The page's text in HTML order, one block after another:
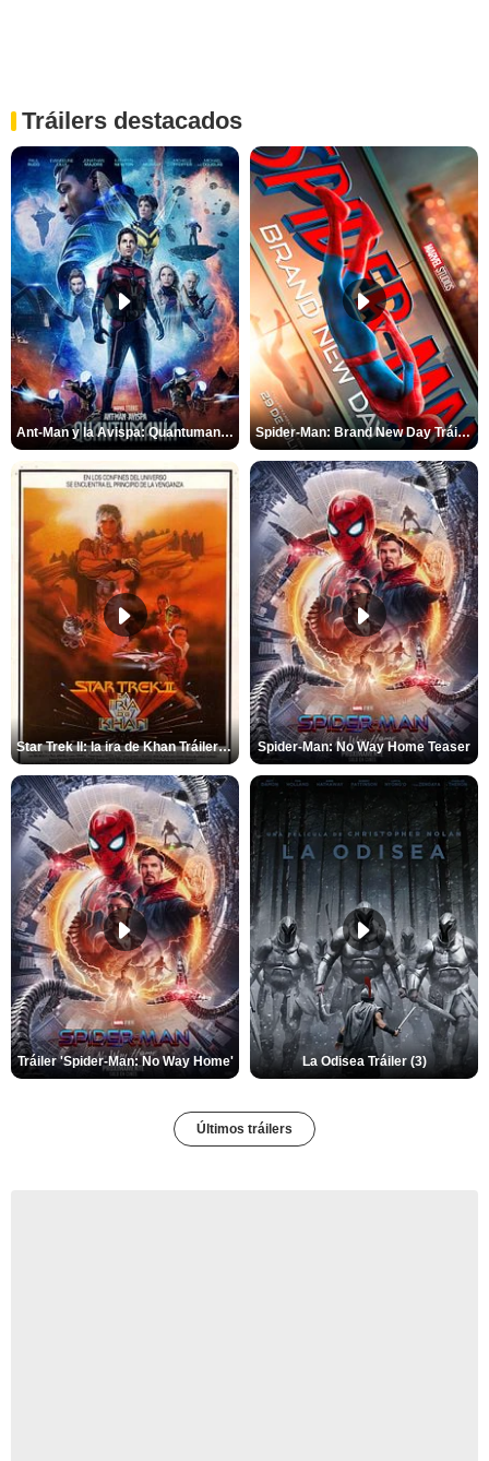
Tráilers destacados
Ant-Man y la Avispa: Quantumanía Tráiler (2) Spider-Man: Brand New Day Tráiler (3)
Star Trek II: la ira de Khan Tráiler VO Spider-Man: No Way Home Teaser
Tráiler 'Spider-Man: No Way Home' La Odisea Tráiler (3)
Últimos tráilers